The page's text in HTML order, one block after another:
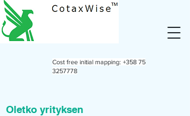
Cost free initial mapping: +358 75
3257778
Oletko yrityksen